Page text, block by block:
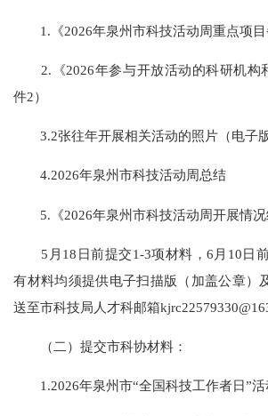
1.《2026年泉州市科技活动周重点项目
2.《2026年参与开放活动的科研机构
件2）
3.2张往年开展相关活动的照片（电子版
4.2026年泉州市科技活动周总结
5.《2026年泉州市科技活动周开展情况
5月18日前提交1-3项材料，6月10日
有材料均须提供电子扫描版（加盖公章）
送至市科技局人才科邮箱
（二）提交市科协材料：
1.2026年泉州市“全国科技工作者日”活